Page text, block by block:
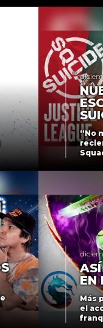
“No
EN
Más
el